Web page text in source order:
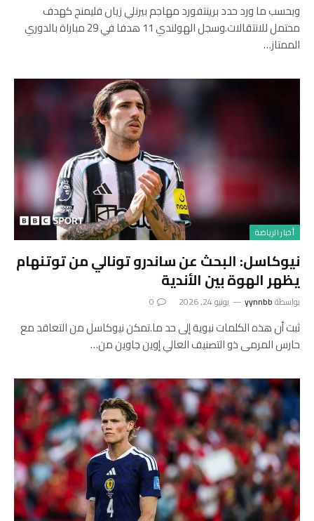
وبحسب ما ورد حدد برينتفورد مهاجم بيرنلي زيان فليمنج كهدف
محتمل للانتقالات.وسجل الهولندي 11 هدفا في 29 مباراة بالدوري
الممتاز…
أخبار الرياضة
نيوكاسل: البحث عن ساندرو تونالي من توتنهام
يظهر الهوة بين الأندية
بواسطةyynnbb يونيو 24, 2026 0
ثبت أن هذه الكلمات نبوية إلى حد ما.تمكن نيوكاسل من التعاقد مع
حارس المرمى ذو التصنيف العالي إوين جاوين من…